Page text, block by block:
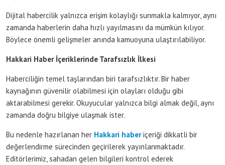
Dijital habercilik yalnızca erişim kolaylığı sunmakla kalmıyor, aynı
zamanda haberlerin daha hızlı yayılmasını da mümkün kılıyor.
Böylece önemli gelişmeler anında kamuoyuna ulaştırılabiliyor.
Hakkari Haber İçeriklerinde Tarafsızlık İlkesi
Haberciliğin temel taşlarından biri tarafsızlıktır. Bir haber
kaynağının güvenilir olabilmesi için olayları olduğu gibi
aktarabilmesi gerekir. Okuyucular yalnızca bilgi almak değil, aynı
zamanda doğru bilgiye ulaşmak ister.
Bu nedenle hazırlanan her Hakkari haberiçeriği dikkatli bir
değerlendirme sürecinden geçirilerek yayınlanmaktadır.
Editörlerimiz, sahadan gelen bilgileri kontrol ederek